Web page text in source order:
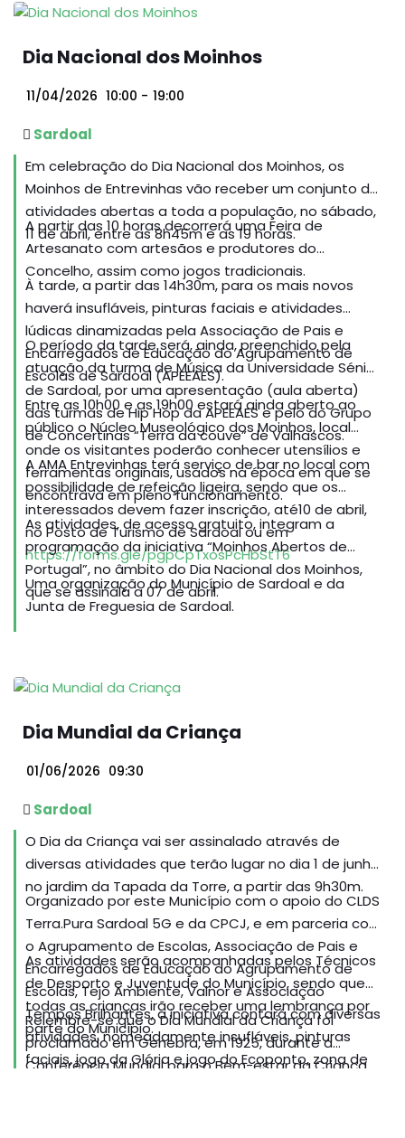
familiares. Omar, porém, tem ideias muito claras
ter três filhos e tornar-se um rapper famoso. Entre
sonhos improváveis, mal-entendidos e ruidosos
começam um terno “curso intensivo” para aprender
a ser adulto.
Dia Nacional dos Moinhos
11/04/2026 10:00 - 19:00
Sardoal
Em celebração do Dia Nacional dos Moinhos, os
Moinhos de Entrevinhas vão receber um conjunto de
atividades abertas a toda a população, no sábado,
11 de abril, entre as 8h45m e as 19 horas.
A partir das 10 horas decorrerá uma Feira de
Artesanato com artesãos e produtores do
Concelho, assim como jogos tradicionais.
À tarde, a partir das 14h30m, para os mais novos
haverá insufláveis, pinturas faciais e atividades
lúdicas dinamizadas pela Associação de Pais e
Encarregados de Educação do Agrupamento de
Escolas de Sardoal (APEEAES).
O período da tarde será, ainda, preenchido pela
atuação da turma de Música da Universidade Sénior
de Sardoal, por uma apresentação (aula aberta)
das turmas de Hip Hop da APEEAES e pelo do Grupo
de Concertinas “Terra da couve” de Valhascos.
Entre as 10h00 e as 19h00 estará ainda aberto ao
público o Núcleo Museológico dos Moinhos, local
onde os visitantes poderão conhecer utensílios e
ferramentas originais, usados na época em que se
encontrava em pleno funcionamento.
A AMA Entrevinhas terá serviço de bar no local com
possibilidade de refeição ligeira, sendo que os
interessados devem fazer inscrição, até10 de abril,
no Posto de Turismo de Sardoal ou em
https://forms.gle/pgpCpTxosPcHbStT6
As atividades, de acesso gratuito, integram a
programação da iniciativa “Moinhos Abertos de
Portugal”, no âmbito do Dia Nacional dos Moinhos,
que se assinala a 07 de abril.
Uma organização do Município de Sardoal e da
Junta de Freguesia de Sardoal.
Dia Mundial da Criança
01/06/2026 09:30
Sardoal
O Dia da Criança vai ser assinalado através de
diversas atividades que terão lugar no dia 1 de junho,
no jardim da Tapada da Torre, a partir das 9h30m.
Organizado por este Município com o apoio do CLDS
Terra.Pura Sardoal 5G e da CPCJ, e em parceria com
o Agrupamento de Escolas, Associação de Pais e
Encarregados de Educação do Agrupamento de
Escolas, Tejo Ambiente, Valnor e Associação
Tempos Brilhantes, a iniciativa contará com diversas
atividades, nomeadamente insufláveis, pinturas
faciais, jogo da Glória e jogo do Ecoponto, zona de
As atividades serão acompanhadas pelos Técnicos
de Desporto e Juventude do Município, sendo que
todas as crianças irão receber uma lembrança por
parte do Município.
Relembre-se que o Dia Mundial da Criança foi
proclamado em Genebra, em 1925, durante a
Conferência Mundial para o Bem-estar da Criança,